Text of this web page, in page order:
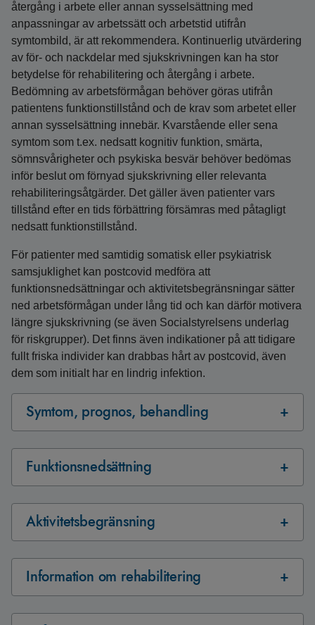
återgång i arbete eller annan sysselsättning med
anpassningar av arbetssätt och arbetstid utifrån
symtombild, är att rekommendera. Kontinuerlig utvärdering
av för- och nackdelar med sjukskrivningen kan ha stor
betydelse för rehabilitering och återgång i arbete.
Bedömning av arbetsförmågan behöver göras utifrån
patientens funktionstillstånd och de krav som arbetet eller
annan sysselsättning innebär. Kvarstående eller sena
symtom som t.ex. nedsatt kognitiv funktion, smärta,
sömnsvårigheter och psykiska besvär behöver bedömas
inför beslut om förnyad sjukskrivning eller relevanta
rehabiliteringsåtgärder. Det gäller även patienter vars
tillstånd efter en tids förbättring försämras med påtagligt
nedsatt funktionstillstånd.
För patienter med samtidig somatisk eller psykiatrisk
samsjuklighet kan postcovid medföra att
funktionsnedsättningar och aktivitetsbegränsningar sätter
ned arbetsförmågan under lång tid och kan därför motivera
längre sjukskrivning (se även Socialstyrelsens underlag
för riskgrupper). Det finns även indikationer på att tidigare
fullt friska individer kan drabbas hårt av postcovid, även
dem som initialt har en lindrig infektion.
Symtom, prognos, behandling
Funktionsnedsättning
Aktivitetsbegränsning
Information om rehabilitering